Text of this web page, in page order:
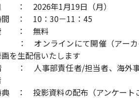
： 2026年1月19日（月）
間 ： 10：30－11：45
費 ： 無料
オンラインにて開催（アーカ
を生配信いたします
： 人事部責任者/担当者、海外事
典 ： 投影資料の配布（アンケート